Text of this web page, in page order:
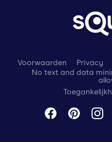
Voorwaarden Privacy
No text and data